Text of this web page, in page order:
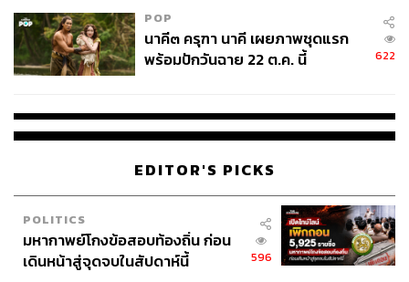
POP
นาคี๓ ครุฑา นาคี เผยภาพชุดแรก
พร้อมปักวันฉาย 22 ต.ค. นี้
622
EDITOR'S PICKS
POLITICS
มหากาพย์โกงข้อสอบท้องถิ่น ก่อน
เดินหน้าสู่จุดจบในสัปดาห์นี้
596